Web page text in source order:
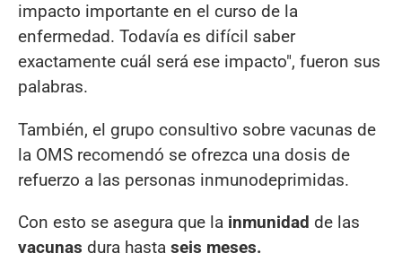
impacto importante en el curso de la
enfermedad. Todavía es difícil saber
exactamente cuál será ese impacto", fueron sus
palabras.
También, el grupo consultivo sobre vacunas de
la OMS recomendó se ofrezca una dosis de
refuerzo a las personas inmunodeprimidas.
Con esto se asegura que la inmunidad de las
vacunas dura hasta seis meses.